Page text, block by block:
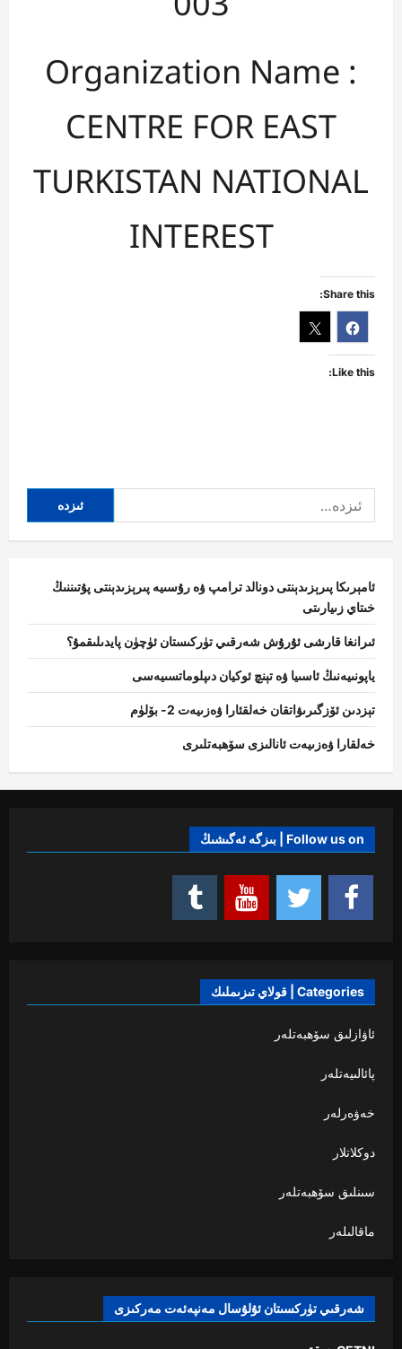
Organization Name :
CENTRE FOR EAST
TURKISTAN NATIONAL
INTEREST
Share this:
Like this:
ئىزدە:
ئامېرىكا پىرېزىدېنتى دونالد ترامپ ۋە رۇسىيە پىرېزىدېنتى پۇتىننىڭ
خىتاي زىيارىتى
ئىرانغا قارشى ئۇرۇش شەرقىي تۈركىستان ئۈچۈن پايدىلىقمۇ؟
ياپونىيەنىڭ ئاسىيا ۋە تېنچ ئوكيان دىپلوماتسىيەسى
تېزدىن ئۆزگىرىۋاتقان خەلقئارا ۋەزىيەت 2- بۆلۈم
خەلقارا ۋەزىيەت ئانالىزى سۆھبەتلىرى
Follow us on | بىزگە ئەگىشىڭ
Categories | قولاي تىزىملىك
ئاۋازلىق سۆھبەتلەر
پائالىيەتلەر
خەۋەرلەر
دوكلاتلار
سىنلىق سۆھبەتلەر
ماقالىلەر
شەرقىي تۈركسىتان ئۇلۇسال مەنپەئەت مەركىزى